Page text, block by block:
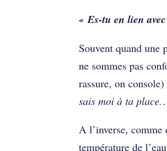
« Es-tu en lien
Souvent quand une
ne sommes pas
rassure, on
sais moi à ta place.
A l’inverse,
température de